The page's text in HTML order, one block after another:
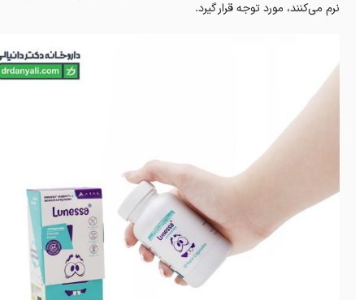
نرم می‌کنند، مورد توجه قرار گیرد.